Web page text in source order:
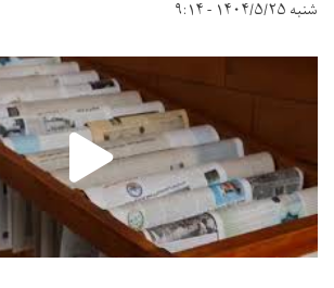
شنبه ۱۴۰۴/۵/۲۵ - ۹:۱۴